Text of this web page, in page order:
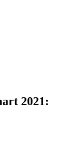
2021: